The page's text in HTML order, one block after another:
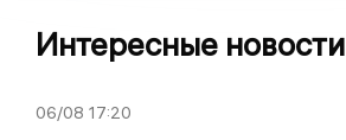
Интересные новости
06/08 17:20